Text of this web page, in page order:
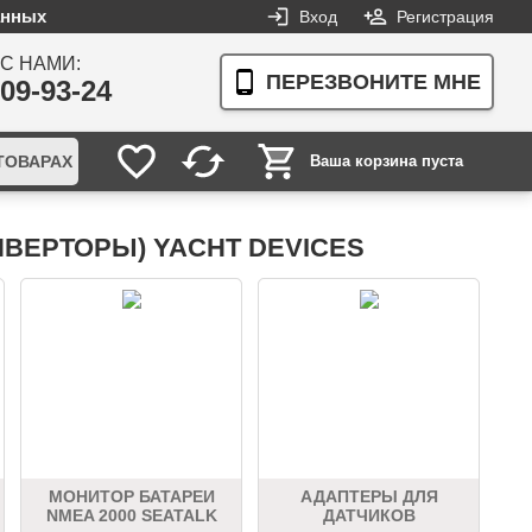
Вход Регистрация
НАМИ:
93-24 ПЕРЕЗВОНИТЕ МНЕ
Ваша корзина пуста
YACHT DEVICES
МОНИТОР БАТАРЕИ
NMEA 2000 SEATALK
АДАПТЕРЫ ДЛЯ
ДАТЧИКОВ